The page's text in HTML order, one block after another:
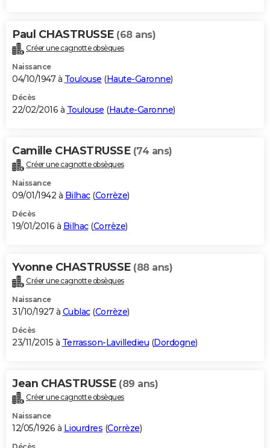
Paul CHASTRUSSE (68 ans)
Créer une cagnotte obsèques
Naissance
04/10/1947 à Toulouse (Haute-Garonne)
Décès
22/02/2016 à Toulouse (Haute-Garonne)
Camille CHASTRUSSE (74 ans)
Créer une cagnotte obsèques
Naissance
09/01/1942 à Bilhac(Corrèze)
Décès
19/01/2016 à Bilhac(Corrèze)
Yvonne CHASTRUSSE (88 ans)
Créer une cagnotte obsèques
Naissance
31/10/1927 à Cublac(Corrèze)
Décès
23/11/2015 à Terrasson-Lavilledieu (Dordogne)
Jean CHASTRUSSE (89 ans)
Créer une cagnotte obsèques
Naissance
12/05/1926 à Liourdres (Corrèze)